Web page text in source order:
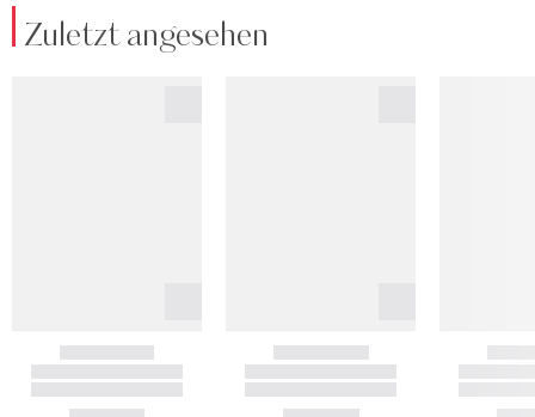
Zuletzt angesehen